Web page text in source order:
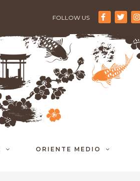
FOLLOW US
ORIENTE MEDIO